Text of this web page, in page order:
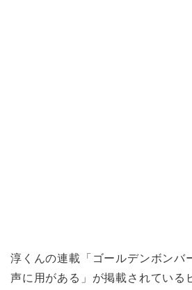
淳くんの連載「ゴールデンボンバ
声に用がある」が掲載されている